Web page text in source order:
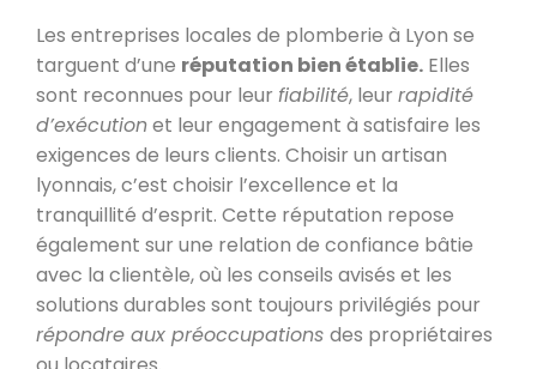
Les entreprises locales de plomberie à Lyon se
targuent d’une réputation bien établie. Elles
sont reconnues pour leur fiabilité, leur rapidité
d’exécutionet leur engagement à satisfaire les
exigences de leurs clients. Choisir un artisan
lyonnais, c’est choisir l’excellence et la
tranquillité d’esprit. Cette réputation repose
également sur une relation de confiance bâtie
avec la clientèle, où les conseils avisés et les
solutions durables sont toujours privilégiés pour
répondre aux préoccupations des propriétaires